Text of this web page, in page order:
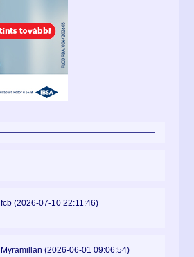
fcb (2026-07-10 22:11:46)
Myramillan (2026-06-01 09:06:54)